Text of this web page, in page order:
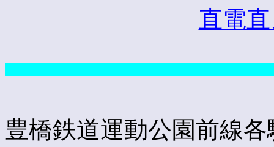
直電
豊橋鉄道運動公園前線